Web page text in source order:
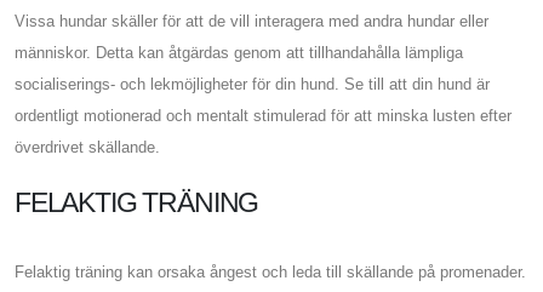
Vissa hundar skäller för att de vill interagera med andra hundar eller
människor. Detta kan åtgärdas genom att tillhandahålla lämpliga
socialiserings- och lekmöjligheter för din hund. Se till att din hund är
ordentligt motionerad och mentalt stimulerad för att minska lusten efter
överdrivet skällande.
FELAKTIG TRÄNING
Felaktig träning kan orsaka ångest och leda till skällande på promenader.